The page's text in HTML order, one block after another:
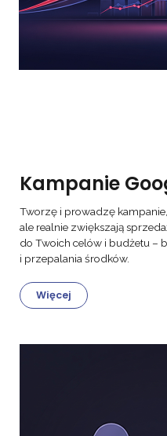
Kampanie
Tworzę i prowadzę
ale realnie zwiększają
do Twoich celów i budżetu –
i przepalania środków.
Więcej